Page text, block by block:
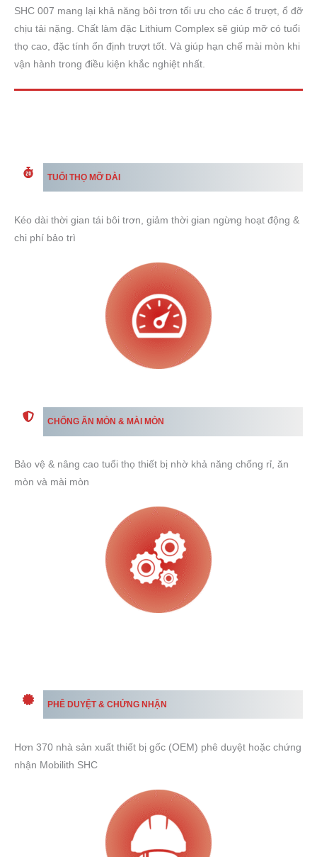
SHC 007 mang lại khả năng bôi trơn tối ưu cho các ổ trượt, ổ đỡ
chịu tải nặng. Chất làm đặc Lithium Complex sẽ giúp mỡ có tuổi
thọ cao, đặc tính ổn định trượt tốt. Và giúp hạn chế mài mòn khi
vận hành trong điều kiện khắc nghiệt nhất.
TUỔI THỌ MỠ DÀI
Kéo dài thời gian tái bôi trơn, giảm thời gian ngừng hoạt động &
chi phí bảo trì
CHỐNG ĂN MÒN & MÀI MÒN
Bảo vệ & nâng cao tuổi thọ thiết bị nhờ khả năng chống rỉ, ăn
mòn và mài mòn
PHÊ DUYỆT & CHỨNG NHẬN
Hơn 370 nhà sản xuất thiết bị gốc (OEM) phê duyệt hoặc chứng
nhận Mobilith SHC